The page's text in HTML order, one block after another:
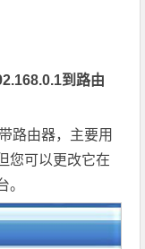
到路由
路由器，主要用
您可以更改它在
。